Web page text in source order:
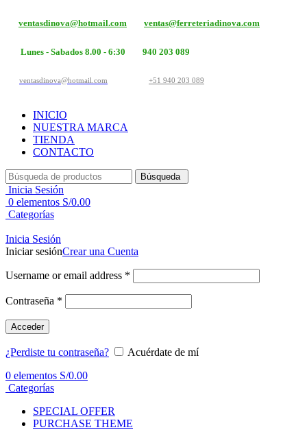
ventasdinova@hotmail.com ventas@ferreteriadinova.com
Lunes - Sabados 8.00 - 6:30 940 203 089
ventasdinova@hotmail.com +51 940 203 089
INICIO
NUESTRA MARCA
TIENDA
CONTACTO
Búsqueda
Inicia Sesión
0 elementos S/0.00
Categorías
Inicia Sesión
Iniciar sesiónCrear una Cuenta
Username or email address *
Contraseña *
Acceder
¿Perdiste tu contraseña?
Acuérdate de mí
0 elementos S/0.00
Categorías
SPECIAL OFFER
PURCHASE THEME